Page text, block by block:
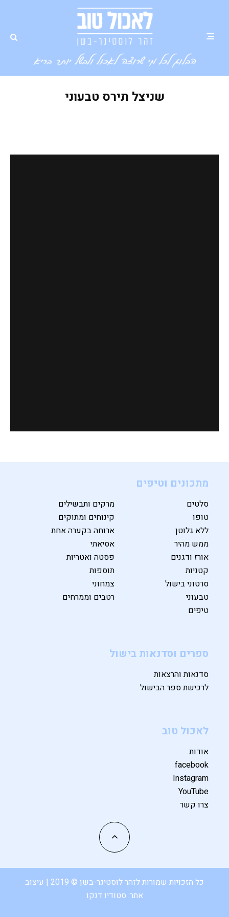
שניצל תירס טבעוני
מתכונים וטיפים
סלטים
מרקים ותבשילים
טופו
קינוחים ומתוקים
ללא גלוטן
ארוחה בקערה אחת
ממש מהיר
אסיאתי
אורז ודגנים
פסטה ואטריות
קטניות
תוספות
סרטוני בישול
צמחוני
טבעוני
רטבים וממרחים
טיפים
ספרים וסדנאות בישול
סדנאות והרצאות
לרכישת ספר הבישול
לאכול טוב
אודות
facebook
Instagram
YouTube
צרו קשר
כל הזכויות שמורות לזהר לוסטיגר-בשן © 2019 | עיצוב
אתר: סטודיו דנקו